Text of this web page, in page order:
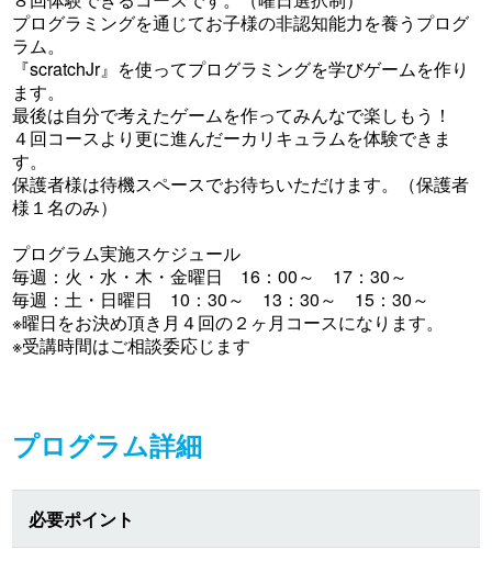
プログラミングを通じてお子様の非認知能力を養うプログ
ラム。
『scratchJr』を使ってプログラミングを学びゲームを作り
ます。
最後は自分で考えたゲームを作ってみんなで楽しもう！
４回コースより更に進んだーカリキュラムを体験できま
す。
保護者様は待機スペースでお待ちいただけます。（保護者
様１名のみ）
プログラム実施スケジュール
毎週：火・水・木・金曜日 16：00～ 17：30～
毎週：土・日曜日 10：30～ 13：30～ 15：30～
※曜日をお決め頂き月４回の２ヶ月コースになります。
※受講時間はご相談委応じます
プログラム詳細
必要ポイント